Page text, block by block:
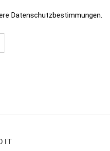
Datenschutzbestimmungen.
IT